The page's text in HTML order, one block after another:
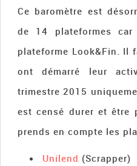
Ce baromètre est
de 14 plateformes
plateforme Look&Fin. Il
ont démarré leur
trimestre 2015
est censé durer et être
prends en compte les
Unilend (Scrapper)